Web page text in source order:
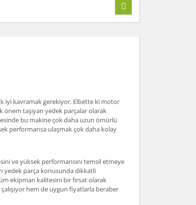
iyi kavramak gerekiyor. Elbette ki motor
önem taşıyan yedek parçalar olarak
bu makine çok daha uzun ömürlü
performansa ulaşmak çok daha kolay
ve yüksek performansını temsil etmeye
yedek parça konusunda dikkatli
ekipman kalitesini bir fırsat olarak
hem de uygun fiyatlarla beraber